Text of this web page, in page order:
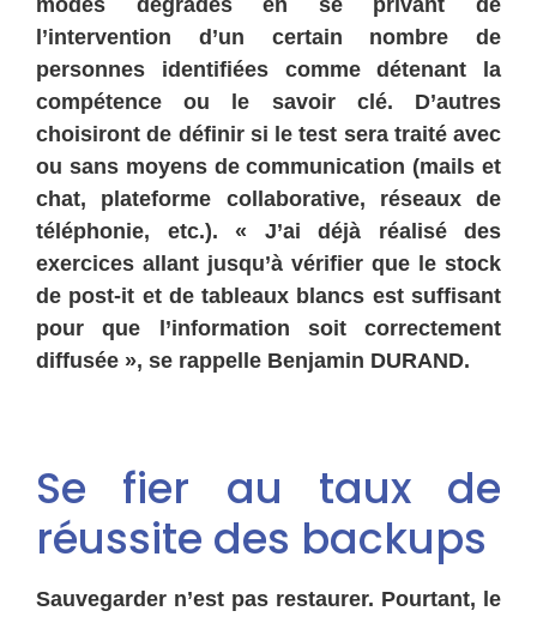
l’intervention d’un certain nombre de
personnes identifiées comme détenant la
compétence ou le savoir clé. D’autres
choisiront de définir si le test sera traité avec
ou sans moyens de communication (mails et
chat, plateforme collaborative, réseaux de
téléphonie, etc.). « J’ai déjà réalisé des
exercices allant jusqu’à vérifier que le stock
de post-it et de tableaux blancs est suffisant
pour que l’information soit correctement
diffusée », se rappelle Benjamin DURAND.
Se fier au taux de
réussite des backups
Sauvegarder n’est pas restaurer. Pourtant, le